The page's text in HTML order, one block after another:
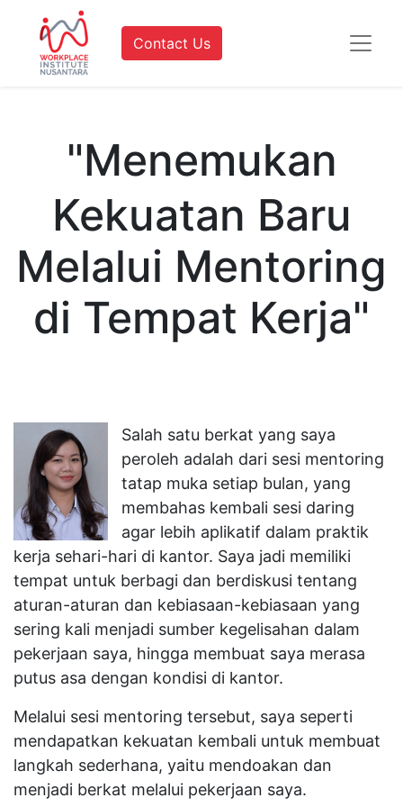
Contact Us
"Menemukan
Kekuatan Baru
Melalui Mentoring
di Tempat Kerja"
Salah satu berkat yang saya
peroleh adalah dari sesi mentoring
tatap muka setiap bulan, yang
membahas kembali sesi daring
agar lebih aplikatif dalam praktik
kerja sehari-hari di kantor. Saya jadi memiliki
tempat untuk berbagi dan berdiskusi tentang
aturan-aturan dan kebiasaan-kebiasaan yang
sering kali menjadi sumber kegelisahan dalam
pekerjaan saya, hingga membuat saya merasa
putus asa dengan kondisi di kantor.
Melalui sesi mentoring tersebut, saya seperti
mendapatkan kekuatan kembali untuk membuat
langkah sederhana, yaitu mendoakan dan
menjadi berkat melalui pekerjaan saya.